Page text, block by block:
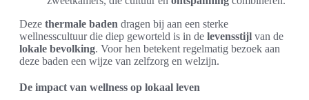
Deze thermale baden dragen bij aan een sterke
wellnesscultuur die diep geworteld is in de levensstijl van de
lokale bevolking. Voor hen betekent regelmatig bezoek aan
deze baden een wijze van zelfzorg en welzijn.
De impact van wellness op lokaal leven